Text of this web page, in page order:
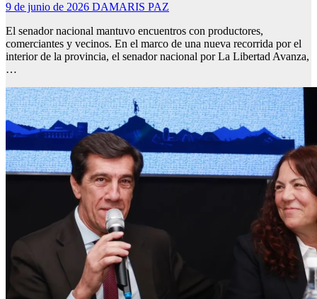
9 de junio de 2026 DAMARIS PAZ
El senador nacional mantuvo encuentros con productores,
comerciantes y vecinos. En el marco de una nueva recorrida por el
interior de la provincia, el senador nacional por La Libertad Avanza,
…